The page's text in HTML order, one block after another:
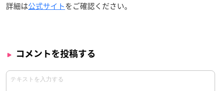
詳細は公式サイトをご確認ください。
コメントを投稿する